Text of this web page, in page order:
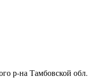
р-на Тамбовской обл.